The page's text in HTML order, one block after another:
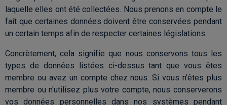
laquelle elles ont été collectées. Nous prenons en compte le
fait que certaines données doivent être conservées pendant
un certain temps afin de respecter certaines législations.
Concrètement, cela signifie que nous conservons tous les
types de données listées ci-dessus tant que vous êtes
membre ou avez un compte chez nous. Si vous n'êtes plus
membre ou n'utilisez plus votre compte, nous conserverons
vos données personnelles dans nos systèmes pendant